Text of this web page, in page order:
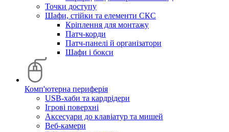
Точки доступу
Шафи, стійки та елементи СКС
Кріплення для монтажу
Патч-корди
Патч-панелі й організатори
Шафи і бокси
Комп'ютерна периферія
USB-хаби та кардрідери
Ігрові поверхні
Аксесуари до клавіатур та мишей
Веб-камери